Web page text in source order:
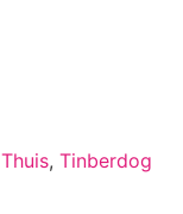
Thuis, Tinberdog